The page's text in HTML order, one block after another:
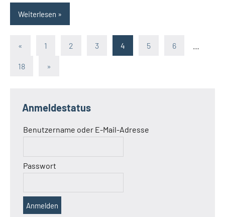
Weiterlesen
Seitennummerierung
der
« Vorherige
1 2 3 4 5 6
18
Nächste
»
Anmeldestatus
Benutzername oder E-Mail-Adresse
Passwort